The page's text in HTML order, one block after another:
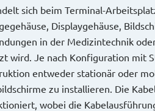
sich beim Terminal-
Displaygehäuse,
in der Medizintechnik
wird. Je nach Konfiguration mit
entweder stationär oder
zu installieren. Die
wobei die